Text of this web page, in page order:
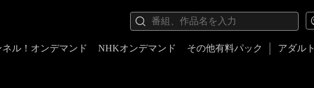
ネル！オンデマンド NHKオンデマンド その他有料パック アダルト